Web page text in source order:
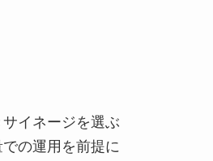
イネージを選ぶ
の運用を前提に